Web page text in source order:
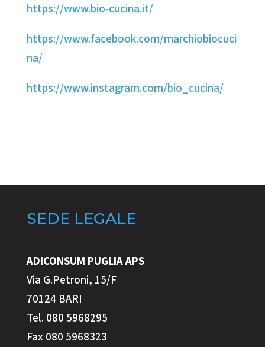
https://www.bio-cucina.it/
https://www.facebook.com/marchiobiocuci
na/
https://www.instagram.com/bio_cucina/
SEDE LEGALE
ADICONSUM PUGLIAAPS
Via G.Petroni, 15/F
70124 BARI
Tel. 080 5968295
Fax 080 5968323